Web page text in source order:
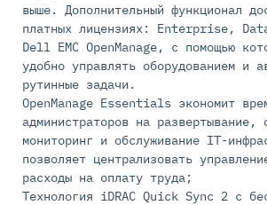
выше. Дополнительный функционал
платных лицензиях: Enterprise,
Dell EMC OpenManage, с помощью
удобно управлять оборудованием и
рутинные задачи.
OpenManage Essentials экономит
администраторов на развертывание,
мониторинг и обслуживание IT-
позволяет централизовать
расходы на оплату труда;
Технология iDRAC Quick Sync 2 с